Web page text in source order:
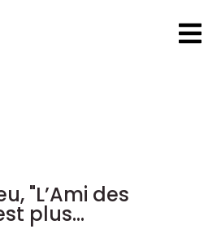
"L’Ami des
plus...